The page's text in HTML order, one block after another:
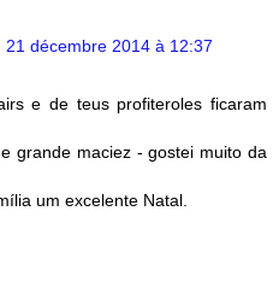
21 décembre 2014 à 12:37
e de teus profiteroles ficaram
grande maciez - gostei muito da
um excelente Natal.